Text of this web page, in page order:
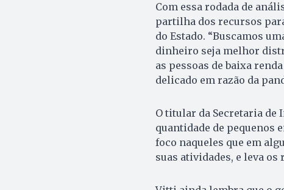
Com essa rodada de
partilha dos recursos
do Estado. “Buscamos
dinheiro seja melhor
as pessoas de baixa
delicado em razão da
O titular da Secretaria de
quantidade de pequenos
foco naqueles que em
suas atividades, e leva